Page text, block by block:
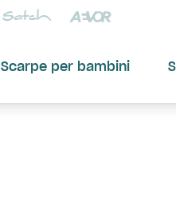
Scarpe per bambini